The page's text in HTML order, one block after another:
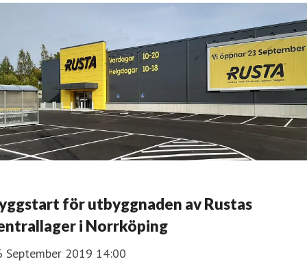
för utbyggnaden av Rustas
i Norrköping
September 2019 14:00